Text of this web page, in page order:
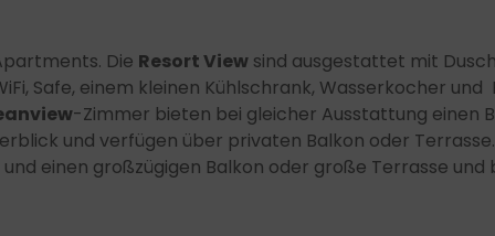
Die Resort View sind ausgestattet mit
Safe, einem kleinen Kühlschrank, Wasserkocher
-Zimmer bieten bei gleicher Ausstattung einen
und verfügen über privaten Balkon oder
einen großzügigen Balkon oder große Terrasse